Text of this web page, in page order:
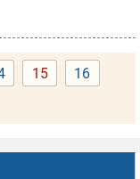
Page
15 Page
16